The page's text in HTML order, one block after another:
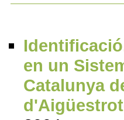
en un
Catalunya